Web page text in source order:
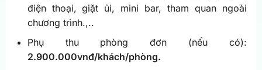
điện thoại, giặt ủi, mini bar, tham quan ngoài
chương trình.,..
Phụ thu phòng đơn (nếu có):
2.900.000vnđ/khách/phòng.